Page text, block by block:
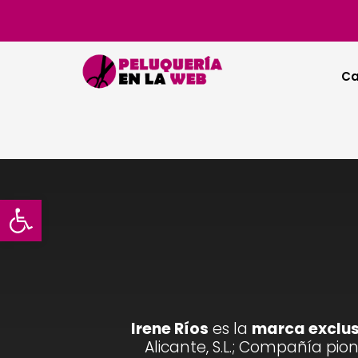
Irene Ríos es la marca
Alicante, S.L.; Compañía
Abrir barra de herramientas